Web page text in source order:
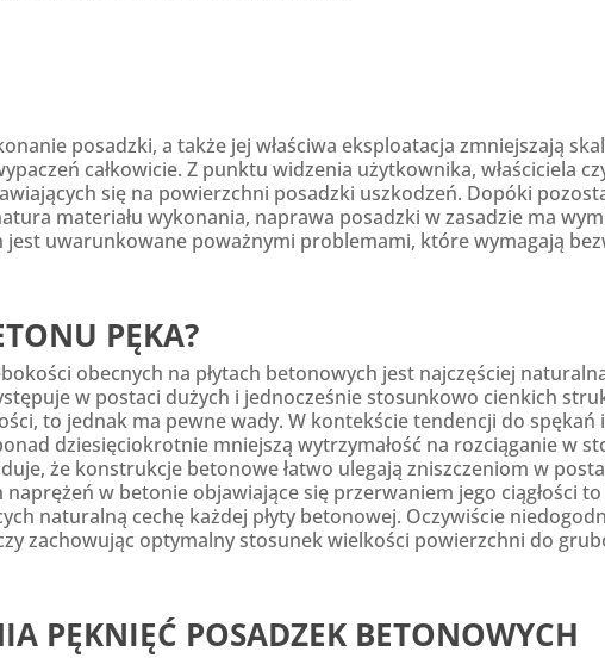
posadzki, a także jej właściwa eksploatacja zmniejszają
całkowicie. Z punktu widzenia użytkownika, właściciela
się na powierzchni posadzki uszkodzeń. Dopóki
materiału wykonania, naprawa posadzki w zasadzie ma
jest uwarunkowane poważnymi problemami, które wymagają
PĘKA?
obecnych na płytach betonowych jest najczęściej
w postaci dużych i jednocześnie stosunkowo cienkich
to jednak ma pewne wady. W kontekście tendencji do
dziesięciokrotnie mniejszą wytrzymałość na rozciąganie w
że konstrukcje betonowe łatwo ulegają zniszczeniom w
w betonie objawiające się przerwaniem jego ciągłości
naturalną cechę każdej płyty betonowej. Oczywiście
zachowując optymalny stosunek wielkości powierzchni do
PĘKNIĘĆ POSADZEK BETONOWYCH